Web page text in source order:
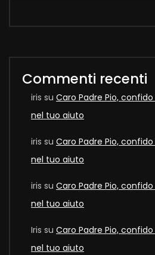
Commenti recenti
iris su Caro Padre Pio,
nel tuo aiuto
iris su Caro Padre Pio,
nel tuo aiuto
iris su Caro Padre Pio,
nel tuo aiuto
Iris su Caro Padre Pio,
nel tuo aiuto